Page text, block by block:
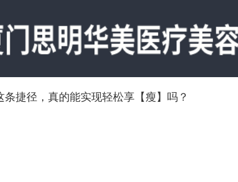
条捷径，真的能实现轻松享【瘦】吗？